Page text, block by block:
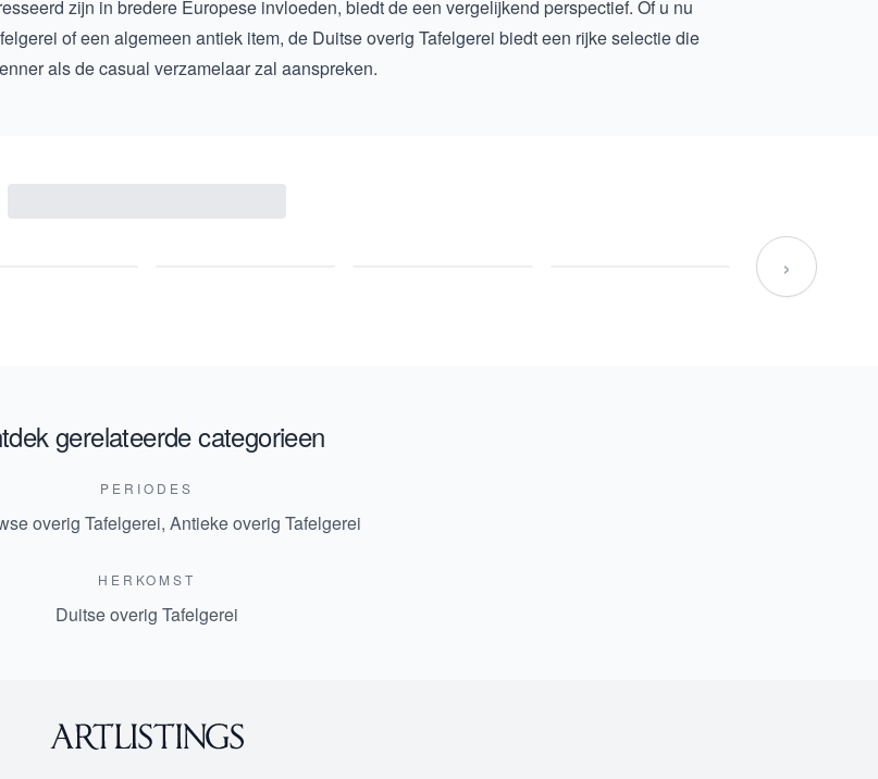
zijn in bredere Europese invloeden, biedt de een vergelijkend perspectief. Of u nu
of een algemeen antiek item, de Duitse overig Tafelgerei biedt een rijke selectie die
als de casual verzamelaar zal aanspreken.
›
gerelateerde categorieen
PERIODES
overig Tafelgerei, Antieke overig Tafelgerei
HERKOMST
Duitse overig Tafelgerei